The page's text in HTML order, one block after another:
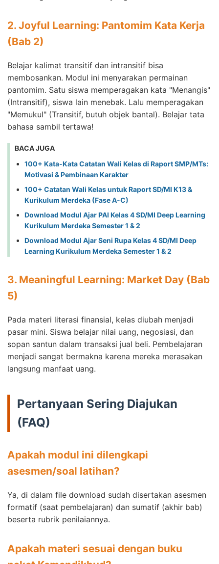
2. Joyful Learning: Pantomim Kata Kerja
(Bab 2)
Belajar kalimat transitif dan intransitif bisa
membosankan. Modul ini menyarakan permainan
pantomim. Satu siswa memperagakan kata "Menangis"
(Intransitif), siswa lain menebak. Lalu memperagakan
"Memukul" (Transitif, butuh objek bantal). Belajar tata
bahasa sambil tertawa!
BACA JUGA
100+ Kata-Kata Catatan Wali Kelas di Raport SMP/MTs:
Motivasi & Pembinaan Karakter
100+ Catatan Wali Kelas untuk Raport SD/MI K13 &
Kurikulum Merdeka (Fase A-C)
Download Modul Ajar PAI Kelas 4 SD/MI Deep Learning
Kurikulum Merdeka Semester 1 & 2
Download Modul Ajar Seni Rupa Kelas 4 SD/MI Deep
Learning Kurikulum Merdeka Semester 1 & 2
3. Meaningful Learning: Market Day (Bab
5)
Pada materi literasi finansial, kelas diubah menjadi
pasar mini. Siswa belajar nilai uang, negosiasi, dan
sopan santun dalam transaksi jual beli. Pembelajaran
menjadi sangat bermakna karena mereka merasakan
langsung manfaat uang.
Pertanyaan Sering Diajukan
(FAQ)
Apakah modul ini dilengkapi
asesmen/soal latihan?
Ya, di dalam file download sudah disertakan asesmen
formatif (saat pembelajaran) dan sumatif (akhir bab)
beserta rubrik penilaiannya.
Apakah materi sesuai dengan buku